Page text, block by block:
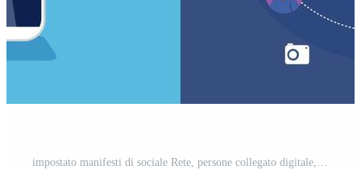
impostato manifesti di sociale Rete, persone collegato digitale, interattivo, comunicazione e globale concetto Vettore Gratuito